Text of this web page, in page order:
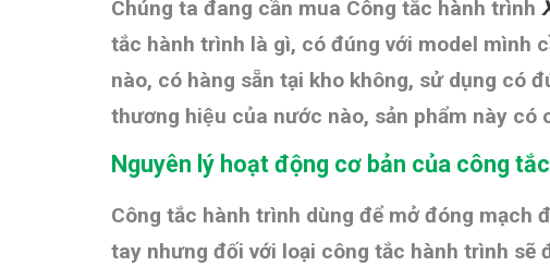
Chúng ta đang cần mua Công tắc hành trình
tắc hành trình là gì, có đúng với model mình
nào, có hàng sẵn tại kho không, sử dụng có
thương hiệu của nước nào, sản phẩm này có
Nguyên lý hoạt động cơ bản của công
Công tắc hành trình dùng để mở đóng mạch
tay nhưng đối với loại công tắc hành trình sẽ